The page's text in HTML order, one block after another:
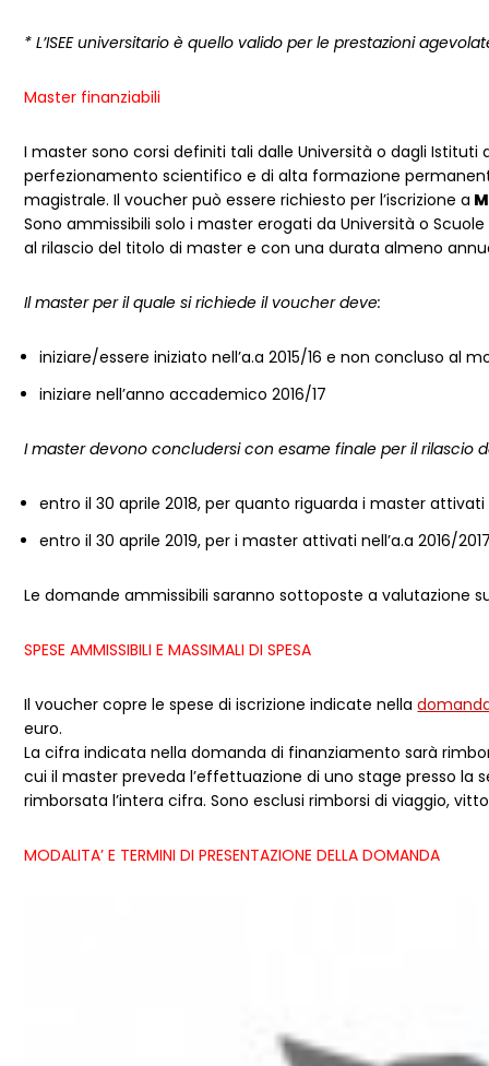
* L’ISEE universitario è quello valido per le prestazioni
Master finanziabili
I master sono corsi definiti tali dalle Università o dagli
perfezionamento scientifico e di alta formazione
magistrale. Il voucher può essere richiesto per l’iscrizione a
Sono ammissibili solo i master erogati da Università o
al rilascio del titolo di master e con una durata almeno
Il master per il quale si richiede il voucher deve:
iniziare/essere iniziato nell’a.a 2015/16 e non concluso al
iniziare nell’anno accademico 2016/17
I master devono concludersi con esame finale per il rilascio
entro il 30 aprile 2018, per quanto riguarda i master attivati
entro il 30 aprile 2019, per i master attivati nell’a.a 2016/
Le domande ammissibili saranno sottoposte a valutazione
SPESE AMMISSIBILI E MASSIMALI DI SPESA
Il voucher copre le spese di iscrizione indicate nella
euro.
La cifra indicata nella domanda di finanziamento sarà
cui il master preveda l’effettuazione di uno stage presso
rimborsata l’intera cifra. Sono esclusi rimborsi di viaggio,
MODALITA’ E TERMINI DI PRESENTAZIONE DELLA DOMANDA